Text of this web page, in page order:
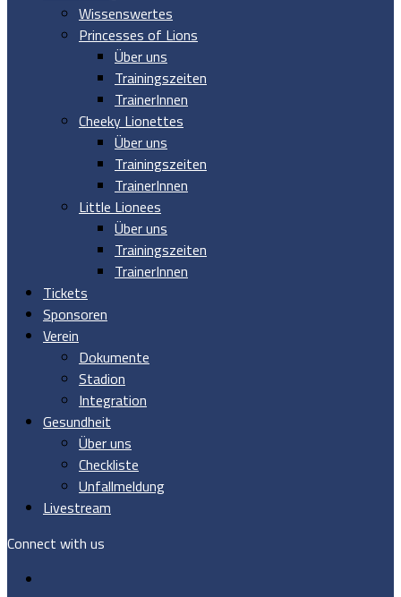
Wissenswertes
Princesses of Lions
Über uns
Trainingszeiten
TrainerInnen
Cheeky Lionettes
Über uns
Trainingszeiten
TrainerInnen
Little Lionees
Über uns
Trainingszeiten
TrainerInnen
Tickets
Sponsoren
Verein
Dokumente
Stadion
Integration
Gesundheit
Über uns
Checkliste
Unfallmeldung
Livestream
Connect with us